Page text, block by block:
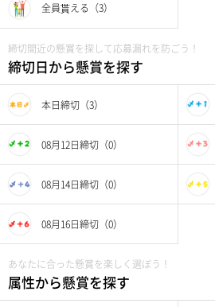
全員貰える（3）
締切間近の懸賞を探して応募漏れを防ごう！
締切日から懸賞を探す
本日締切（3）
08月12日締切（0）
08月14日締切（0）
08月16日締切（0）
あなたに合った懸賞を楽しく選ぼう！
属性から懸賞を探す